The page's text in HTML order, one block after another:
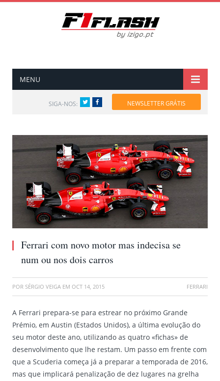
MENU
SIGA-NOS: TwitterFacebook NEWSLETTER GRÁTIS
Ferrari com novo motor mas indecisa se
num ou nos dois carros
POR SÉRGIO VEIGA EM OCT 14, 2015 FERRARI
A Ferrari prepara-se para estrear no próximo Grande
Prémio, em Austin (Estados Unidos), a última evolução do
seu motor deste ano, utilizando as quatro «fichas» de
desenvolvimento que lhe restam. Um passo em frente com
que a Scuderia começa já a preparar a temporada de 2016,
mas que implicará penalização de dez lugares na grelha